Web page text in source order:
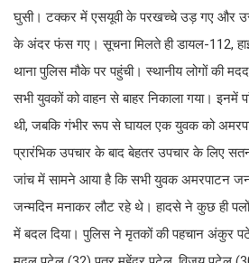
घुसी। टक्कर में एसयूवी के परखच्चे उड़ गए और
के अंदर फंस गए। सूचना मिलते ही डायल-112,
थाना पुलिस मौके पर पहुंची। स्थानीय लोगों की
सभी युवकों को वाहन से बाहर निकाला गया। इनमें
थी, जबकि गंभीर रूप से घायल एक युवक को
प्रारंभिक उपचार के बाद बेहतर उपचार के लिए
जांच में सामने आया है कि सभी युवक अमरपाटन
जन्मदिन मनाकर लौट रहे थे। हादसे ने कुछ ही
में बदल दिया। पुलिस ने मृतकों की पहचान अंकुर